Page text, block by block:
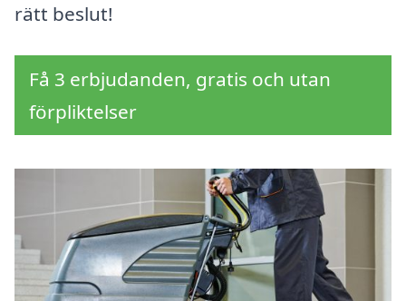
rätt beslut!
Få 3 erbjudanden, gratis och utan
förpliktelser